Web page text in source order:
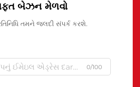
બેઝન મેળવો
તમને જલદી સંપર્ક કરશે.
0/100